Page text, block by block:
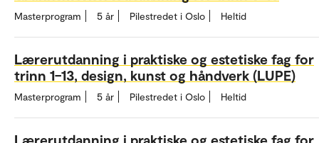
Masterprogram 5 år Pilestredet i Oslo Heltid
Lærerutdanning i praktiske og estetiske fag for
trinn 1–13, design, kunst og håndverk (LUPE)
Masterprogram 5 år Pilestredet i Oslo Heltid
Lærerutdanning i praktiske og estetiske fag for